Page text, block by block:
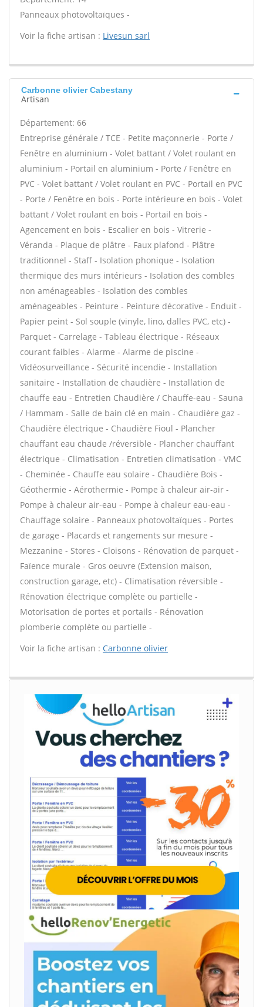
Panneaux photovoltaïques -
Voir la fiche artisan : Livesun sarl
Carbonne olivier Cabestany
Artisan
Département: 66
Entreprise générale / TCE - Petite maçonnerie - Porte /
Fenêtre en aluminium - Volet battant / Volet roulant en
aluminium - Portail en aluminium - Porte / Fenêtre en
PVC - Volet battant / Volet roulant en PVC - Portail en PVC
- Porte / Fenêtre en bois - Porte intérieure en bois - Volet
battant / Volet roulant en bois - Portail en bois -
Agencement en bois - Escalier en bois - Vitrerie -
Véranda - Plaque de plâtre - Faux plafond - Plâtre
traditionnel - Staff - Isolation phonique - Isolation
thermique des murs intérieurs - Isolation des combles
non aménageables - Isolation des combles
aménageables - Peinture - Peinture décorative - Enduit -
Papier peint - Sol souple (vinyle, lino, dalles PVC, etc) -
Parquet - Carrelage - Tableau électrique - Réseaux
courant faibles - Alarme - Alarme de piscine -
Vidéosurveillance - Sécurité incendie - Installation
sanitaire - Installation de chaudière - Installation de
chauffe eau - Entretien Chaudière / Chauffe-eau - Sauna
/ Hammam - Salle de bain clé en main - Chaudière gaz -
Chaudière électrique - Chaudière Fioul - Plancher
chauffant eau chaude /réversible - Plancher chauffant
électrique - Climatisation - Entretien climatisation - VMC
- Cheminée - Chauffe eau solaire - Chaudière Bois -
Géothermie - Aérothermie - Pompe à chaleur air-air -
Pompe à chaleur air-eau - Pompe à chaleur eau-eau -
Chauffage solaire - Panneaux photovoltaïques - Portes
de garage - Placards et rangements sur mesure -
Mezzanine - Stores - Cloisons - Rénovation de parquet -
Faïence murale - Gros oeuvre (Extension maison,
construction garage, etc) - Climatisation réversible -
Rénovation électrique complète ou partielle -
Motorisation de portes et portails - Rénovation
plomberie complète ou partielle -
Voir la fiche artisan : Carbonne olivier